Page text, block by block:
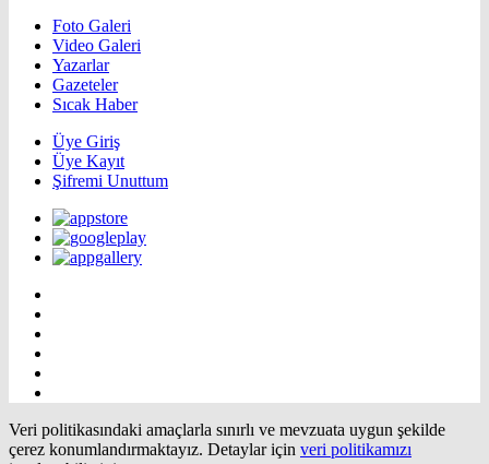
Foto Galeri
Video Galeri
Yazarlar
Gazeteler
Sıcak Haber
Üye Giriş
Üye Kayıt
Şifremi Unuttum
Veri politikasındaki amaçlarla sınırlı ve mevzuata uygun şekilde
çerez konumlandırmaktayız. Detaylar için veri politikamızı